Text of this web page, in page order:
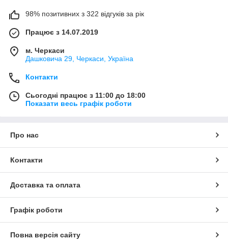
98% позитивних з 322 відгуків за рік
Працює з 14.07.2019
м. Черкаси
Дашковича 29, Черкаси, Україна
Контакти
Сьогодні працює з 11:00 до 18:00
Показати весь графік роботи
Про нас
Контакти
Доставка та оплата
Графік роботи
Повна версія сайту